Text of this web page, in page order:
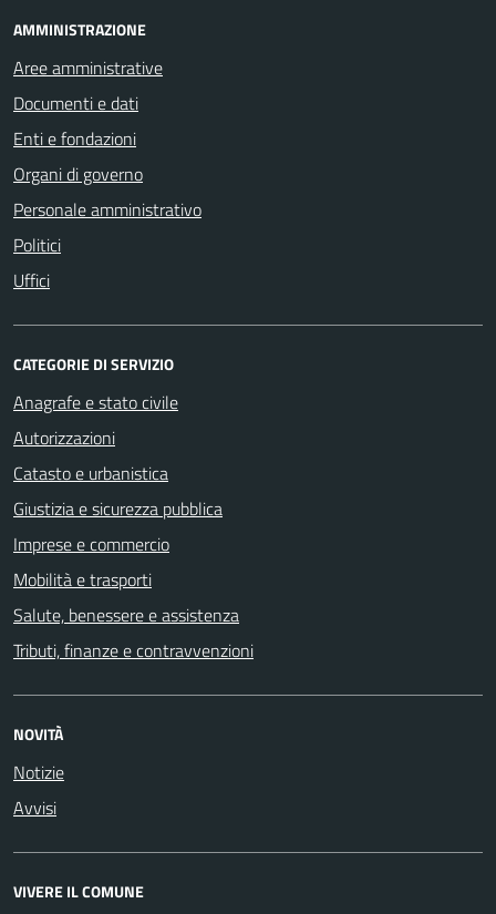
AMMINISTRAZIONE
Aree amministrative
Documenti e dati
Enti e fondazioni
Organi di governo
Personale amministrativo
Politici
Uffici
CATEGORIE DI SERVIZIO
Anagrafe e stato civile
Autorizzazioni
Catasto e urbanistica
Giustizia e sicurezza pubblica
Imprese e commercio
Mobilità e trasporti
Salute, benessere e assistenza
Tributi, finanze e contravvenzioni
NOVITÀ
Notizie
Avvisi
VIVERE IL COMUNE